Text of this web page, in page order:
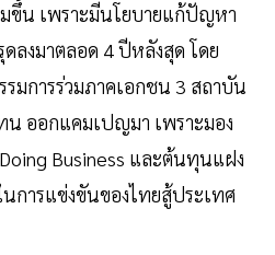
ขึ้น เพราะมีนโยบายแก้ปัญหา
ดลงมาตลอด 4 ปีหลังสุด โดย
มการร่วมภาคเอกชน 3 สถาบัน
ออกแคมเปญมา เพราะมอง
Business และต้นทุนแฝง
การแข่งขันของไทยสู้ประเทศ